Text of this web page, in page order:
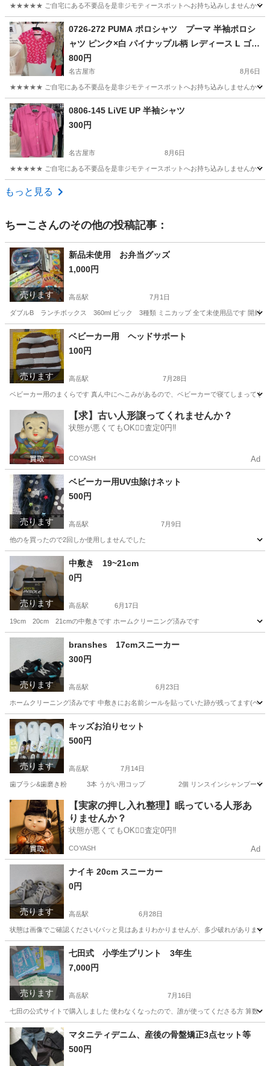
★★★★★ ご自宅にある不要品を是非ジモティースポットへお持ち込みしませんか？
愛知 名古屋市 エディーバウアー
0726-272 PUMA ポロシャツ プーマ 半袖ポロシ
ャツ ピンク×白 パイナップル柄 レディース L ゴル
フウェア PUMA
800円
名古屋市 8月6日
★★★★★ ご自宅にある不要品を是非ジモティースポットへお持ち込みしませんか？
愛知 名古屋市 PUMA
0806-145 LiVE UP 半袖シャツ
300円
名古屋市 8月6日
★★★★★ ご自宅にある不要品を是非ジモティースポットへお持ち込みしませんか？
愛知 名古屋市
もっと見る
ちーこ さんのその他の投稿記事：
売ります
新品未使用 お弁当グッズ
1,000円
高岳駅 7月1日
ダブルB ランチボックス 360ml ピック 3種類 ミニカップ 全て未使用品です 開封も
愛知 名古屋市 高岳駅 子供用品 グッズ
売ります
ベビーカー用 ヘッドサポート
100円
高岳駅 7月28日
ベビーカー用のまくらです 真ん中にへこみがあるので、ベビーカーで寝てしまっても
名古屋市 高岳駅 ベビー用品 ベビーカー
【求】古い人形譲ってくれませんか？
状態が悪くてもOK🙆‍♀️査定0円‼️
COYASH Ad
売ります
ベビーカー用UV虫除けネット
500円
高岳駅 7月9日
他のを買ったので2回しか使用しませんでした
愛知 名古屋市 高岳駅
売ります
中敷き 19~21cm
0円
高岳駅 6月17日
19cm 20cm 21cmの中敷きです ホームクリーニング済みです
愛知 名古屋市
売ります
branshes 17cmスニーカー
300円
高岳駅 6月23日
ホームクリーニング済みです 中敷きにお名前シールを貼っていた跡が残ってます(ベ
愛知 名古屋市 高岳駅 キッズ用品
売ります
キッズお泊りセット
500円
高岳駅 7月14日
歯ブラシ&歯磨き粉 3本 うがい用コップ 2個 リンスイ
愛知 名古屋市 高岳駅 キッズ用品 キッズ
【実家の押し入れ整理】眠っている人形あ
りませんか？
状態が悪くてもOK🙆‍♀️査定0円‼️
COYASH Ad
売ります
ナイキ 20cm スニーカー
0円
高岳駅 6月28日
状態は画像でご確認ください(パッと見はあまりわかりませんが、多少破れがあります
愛知 名古屋市 高岳駅 キッズ用品
売ります
七田式 小学生プリント 3年生
7,000円
高岳駅 7月16日
七田の公式サイトで購入しました 使わなくなったので、誰が使ってくださる方 算数
愛知 名古屋市 その他 算数
マタニティデニム、産後の骨盤矯正3点セット等
500円